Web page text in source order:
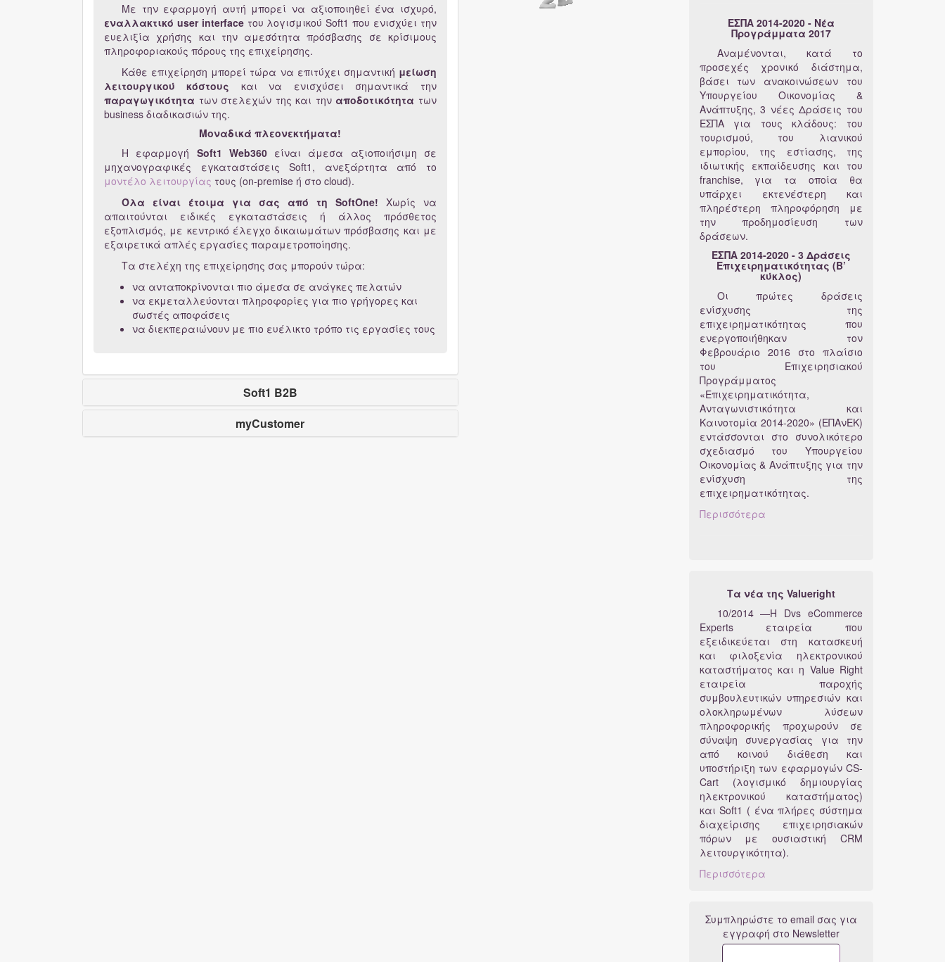
Με την εφαρμογή αυτή μπορεί να αξιοποιηθεί ένα ισχυρό,
εναλλακτικό user interfaceτου λογισμικού Soft1 που ενισχύει την
ευελιξία χρήσης και την αμεσότητα πρόσβασης σε κρίσιμους
πληροφοριακούς πόρους της επιχείρησης.
Κάθε επιχείρηση μπορεί τώρα να επιτύχει σημαντική μείωση
λειτουργικού κόστους και να ενισχύσει σημαντικά την
παραγωγικότητα των στελεχών της και την αποδοτικότητα των
business διαδικασιών της.
Μοναδικά πλεονεκτήματα!
Η εφαρμογή Soft1 Web360είναι άμεσα αξιοποιήσιμη σε
μηχανογραφικές εγκαταστάσεις Soft1, ανεξάρτητα από το
μοντέλο λειτουργίας τους (on-premise ή στο cloud).
Όλα είναι έτοιμα για σας από τη SoftOne! Χωρίς να
απαιτούνται ειδικές εγκαταστάσεις ή άλλος πρόσθετος
εξοπλισμός, με κεντρικό έλεγχο δικαιωμάτων πρόσβασης και με
εξαιρετικά απλές εργασίες παραμετροποίησης.
Τα στελέχη της επιχείρησης σας μπορούν τώρα:
να ανταποκρίνονται πιο άμεσα σε ανάγκες πελατών
να εκμεταλλεύονται πληροφορίες για πιο γρήγορες και
σωστές αποφάσεις
να διεκπεραιώνουν με πιο ευέλικτο τρόπο τις εργασίες τους
Soft1 B2B
myCustomer
ΕΣΠΑ 2014-2020- Νέα
Προγράμματα 2017
Αναμένονται, κατά το
προσεχές χρονικό διάστημα,
βάσει των ανακοινώσεων του
Υπουργείου Οικονομίας &
Ανάπτυξης, 3 νέες Δράσεις του
ΕΣΠΑ για τους κλάδους: του
τουρισμού, του λιανικού
εμπορίου, της εστίασης, της
ιδιωτικής εκπαίδευσης και του
franchise, για τα οποία θα
υπάρχει εκτενέστερη και
πληρέστερη πληροφόρηση με
την προδημοσίευση των
δράσεων.
ΕΣΠΑ 2014-2020- 3 Δράσεις
Επιχειρηματικότητας (Β’
κύκλος)
Οι πρώτες δράσεις
ενίσχυσης της
επιχειρηματικότητας που
ενεργοποιήθηκαν τον
Φεβρουάριο 2016 στο πλαίσιο
του Επιχειρησιακού
Προγράμματος
«Επιχειρηματικότητα,
Ανταγωνιστικότητα και
Καινοτομία 2014-2020» (ΕΠΑνΕΚ)
εντάσσονται στο συνολικότερο
σχεδιασμό του Υπουργείου
Οικονομίας & Ανάπτυξης για την
ενίσχυση της
επιχειρηματικότητας.
Περισσότερα
Τα νέα της Valueright
10/2014 —Η Dvs eCommerce
Experts εταιρεία που
εξειδικεύεται στη κατασκευή
και φιλοξενία ηλεκτρονικού
καταστήματος και η Value Right
εταιρεία παροχής
συμβουλευτικών υπηρεσιών και
ολοκληρωμένων λύσεων
πληροφορικής προχωρούν σε
σύναψη συνεργασίας για την
από κοινού διάθεση και
υποστήριξη των εφαρμογών CS-
Cart (λογισμικό δημιουργίας
ηλεκτρονικού καταστήματος)
και Soft1 ( ένα πλήρες σύστημα
διαχείρισης επιχειρησιακών
πόρων με ουσιαστική CRM
λειτουργικότητα).
Περισσότερα
Συμπληρώστε το email σας για
εγγραφή στο Newsletter